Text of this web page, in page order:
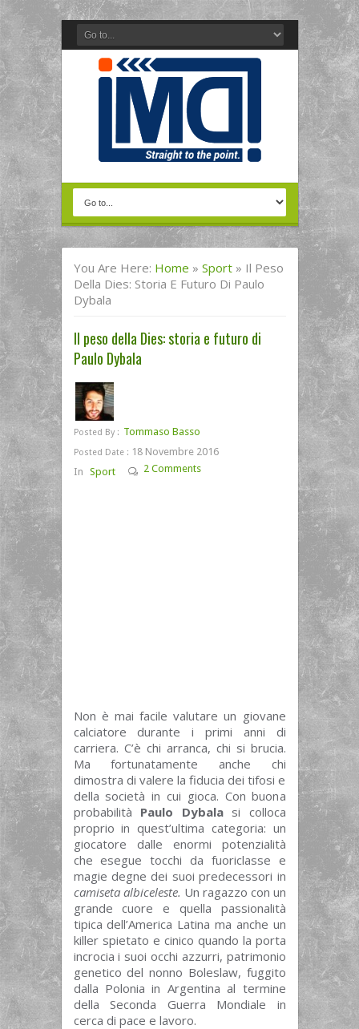
You Are Here: Home » Sport » Il Peso
Della Dies: Storia E Futuro Di Paulo
Dybala
Il peso della Dies: storia e futuro di
Paulo Dybala
Posted By : Tommaso Basso
Posted Date : 18 Novembre 2016
In Sport 2 Comments
Non è mai facile valutare un giovane
calciatore durante i primi anni di
carriera. C’è chi arranca, chi si brucia.
Ma fortunatamente anche chi
dimostra di valere la fiducia dei tifosi e
della società in cui gioca. Con buona
probabilità Paulo Dybalasi colloca
proprio in quest’ultima categoria: un
giocatore dalle enormi potenzialità
che esegue tocchi da fuoriclasse e
magie degne dei suoi predecessori in
camiseta albiceleste. Un ragazzo con un
grande cuore e quella passionalità
tipica dell’America Latina ma anche un
killer spietato e cinico quando la porta
incrocia i suoi occhi azzurri, patrimonio
genetico del nonno Boleslaw, fuggito
dalla Polonia in Argentina al termine
della Seconda Guerra Mondiale in
cerca di pace e lavoro.